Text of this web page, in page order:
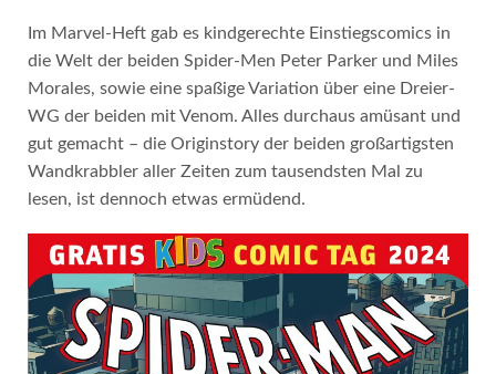
Im Marvel-Heft gab es kindgerechte Einstiegscomics in
die Welt der beiden Spider-Men Peter Parker und Miles
Morales, sowie eine spaßige Variation über eine Dreier-
WG der beiden mit Venom. Alles durchaus amüsant und
gut gemacht – die Originstory der beiden großartigsten
Wandkrabbler aller Zeiten zum tausendsten Mal zu
lesen, ist dennoch etwas ermüdend.